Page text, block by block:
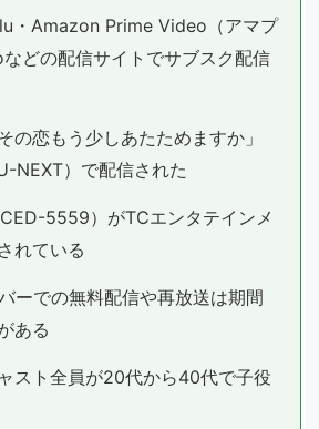
・Amazon Prime Video（アマプ
どの配信サイトでサブスク配信
の恋もう少しあたためますか」
NEXT）で配信された
5559）がTCエンタテインメ
れている
ーでの無料配信や再放送は期間
ある
スト全員が20代から40代で子役